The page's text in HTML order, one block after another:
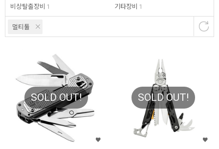
비상탈출장비 1
기타장비 1
멀티툴
SOLD OUT! SOLD OUT!